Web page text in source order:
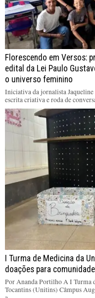
Florescendo em Versos:
edital da Lei Paulo
o universo feminino
Iniciativa da jornalista
escrita criativa e roda de
I Turma de Medicina da
doações para
Por Ananda Portilho A I Turma
Tocantins (Unitins) Câmpus